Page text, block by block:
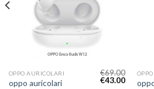
OPPO AURICOLARI
oppo auricolari
€69.00
€43.00